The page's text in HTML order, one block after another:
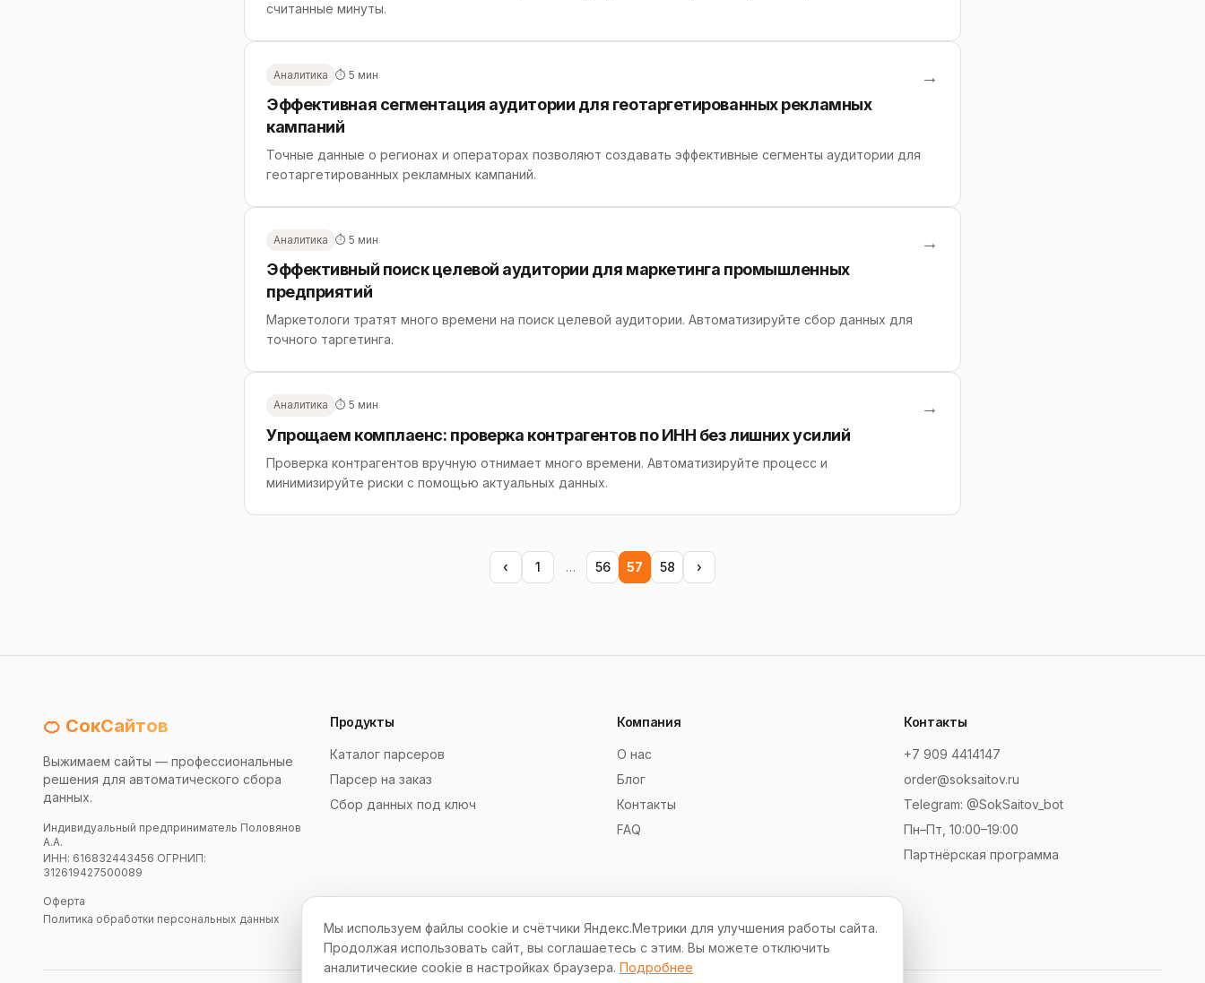
считанные минуты.
Аналитика ⏱ 5 мин
Эффективная сегментация аудитории для геотаргетированных рекламных
кампаний
Точные данные о регионах и операторах позволяют создавать эффективные сегменты аудитории для
геотаргетированных рекламных кампаний.
→
Аналитика ⏱ 5 мин
Эффективный поиск целевой аудитории для маркетинга промышленных
предприятий
Маркетологи тратят много времени на поиск целевой аудитории. Автоматизируйте сбор данных для
точного таргетинга.
→
Аналитика ⏱ 5 мин
Упрощаем комплаенс: проверка контрагентов по ИНН без лишних усилий
Проверка контрагентов вручную отнимает много времени. Автоматизируйте процесс и
минимизируйте риски с помощью актуальных данных.
→
‹ 1 … 56 57 58 ›
🍊 СокСайтов
Выжимаем сайты — профессиональные
решения для автоматического сбора
данных.
Индивидуальный предприниматель Половянов
А.А.
ИНН: 616832443456 ОГРНИП:
312619427500089
Оферта
Политика обработки персональных данных
Продукты
Каталог парсеров
Парсер на заказ
Сбор данных под ключ
Компания
О нас
Блог
Контакты
FAQ
Контакты
+7 909 4414147
order@soksaitov.ru
Telegram: @SokSaitov_bot
Пн–Пт, 10:00–19:00
Партнёрская программа
Мы используем файлы cookie и счётчики Яндекс.Метрики для улучшения работы сайта.
Продолжая использовать сайт, вы соглашаетесь с этим. Вы можете отключить
аналитические cookie в настройках браузера. Подробнее